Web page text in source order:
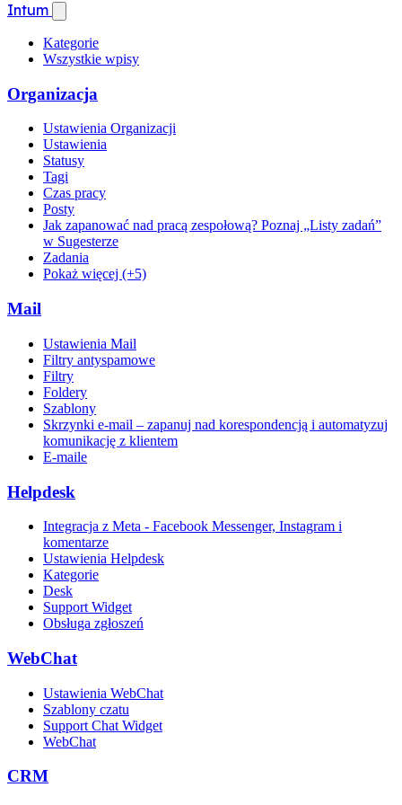
Intum
Kategorie
Wszystkie wpisy
Organizacja
Ustawienia Organizacji
Ustawienia
Statusy
Tagi
Czas pracy
Posty
Jak zapanować nad pracą zespołową? Poznaj „Listy zadań”
w Sugesterze
Zadania
Pokaż więcej (+5)
Mail
Ustawienia Mail
Filtry antyspamowe
Filtry
Foldery
Szablony
Skrzynki e-mail – zapanuj nad korespondencją i automatyzuj
komunikację z klientem
E-maile
Helpdesk
Integracja z Meta - Facebook Messenger, Instagram i
komentarze
Ustawienia Helpdesk
Kategorie
Desk
Support Widget
Obsługa zgłoszeń
WebChat
Ustawienia WebChat
Szablony czatu
Support Chat Widget
WebChat
CRM